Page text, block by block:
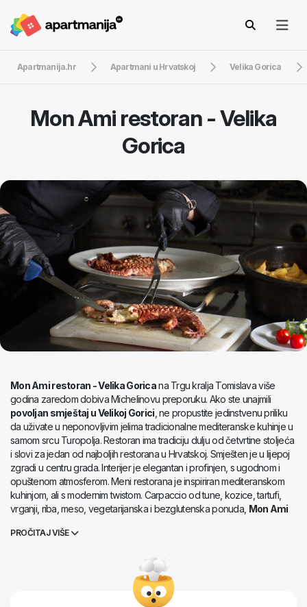
Apartmanija.hr Apartmani u Hrvatskoj Velika Gorica
Mon Ami restoran - Velika
Gorica
Mon Ami restoran - Velika Goricana Trgu kralja Tomislava više
godina zaredom dobiva Michelinovu preporuku. Ako ste unajmili
povoljan smještaj u Velikoj Gorici , ne propustite jedinstvenu priliku
da uživate u neponovljivim jelima tradicionalne mediteranske kuhinje u
samom srcu Turopolja. Restoran ima tradiciju dulju od četvrtine stoljeća
i slovi za jedan od najboljih restorana u Hrvatskoj. Smješten je u lijepoj
zgradi u centru grada. Interijer je elegantan i profinjen, s ugodnom i
opuštenom atmosferom. Meni restorana je inspiriran mediteranskom
kuhinjom, ali s modernim twistom. Carpaccio od tune, kozice, tartufi,
vrganji, riba, meso, vegetarijanska i bezglutenska ponuda, Mon Ami
nezaboravan doživljaj, a hrana se može naručiti i online, ali tako
PROČITAJ VIŠE